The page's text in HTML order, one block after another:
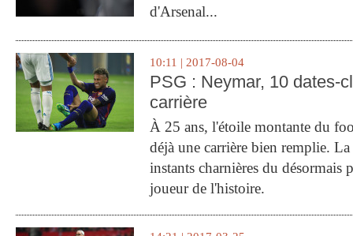
d'Arsenal...
10:11 | 2017-08-04
PSG : Neymar, 10 dates-
carrière
À 25 ans, l'étoile montante du
déjà une carrière bien remplie.
instants charnières du désormais
joueur de l'histoire.